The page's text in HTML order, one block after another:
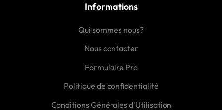
Informations
Qui sommes nous?
Nous contacter
Formulaire Pro
Politique de confidentialité
Conditions Générales d'Utilisation